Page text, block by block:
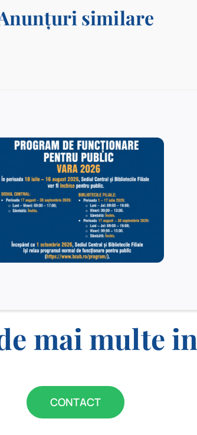
similare
finale – postul vacant de Îngrijitor – Serviciul
Tehnic.
mai multe
CONTACT